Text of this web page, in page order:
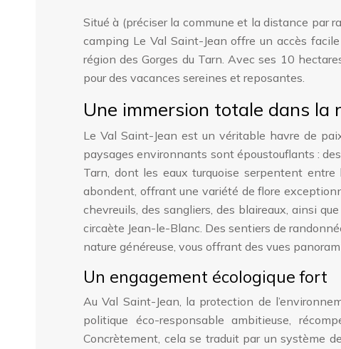
Situé à (préciser la commune et la distance par
camping Le Val Saint-Jean offre un accès
région des Gorges du Tarn. Avec ses 10
pour des vacances sereines et reposantes.
Une immersion totale dans la
Le Val Saint-Jean est un véritable havre de
paysages environnants sont époustouflants :
Tarn, dont les eaux turquoise serpentent
abondent, offrant une variété de flore
chevreuils, des sangliers, des blaireaux, ainsi
circaète Jean-le-Blanc. Des sentiers de
nature généreuse, vous offrant des vues
Un engagement écologique fort
Au Val Saint-Jean, la protection de
politique éco-responsable ambitieuse,
Concrètement, cela se traduit par un système